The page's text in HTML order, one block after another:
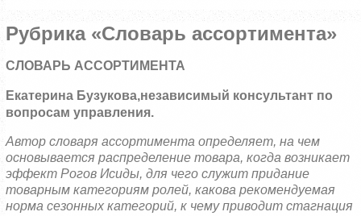
Рубрика «Словарь ассортимента»
СЛОВАРЬ АССОРТИМЕНТА
Екатерина Бузукова,независимый консультант по
вопросам управления.
Автор словаря ассортимента определяет, на чем
основывается распределение товара, когда возникает
эффект Рогов Исиды, для чего служит придание
товарным категориям ролей, какова рекомендуемая
норма сезонных категорий, к чему приводит стагнация